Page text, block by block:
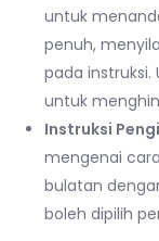
untuk
penuh,
pada instruksi.
untuk
Instruksi
mengenai
bulatan
boleh dipilih